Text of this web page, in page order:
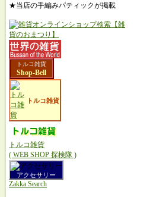
★当店の手編みパティックが掲載
トルコ雑貨
Shop-Bell
トルコ雑貨
トルコ雑貨
( WEB SHOP 探検隊 )
アクセサリー
Zakka Search